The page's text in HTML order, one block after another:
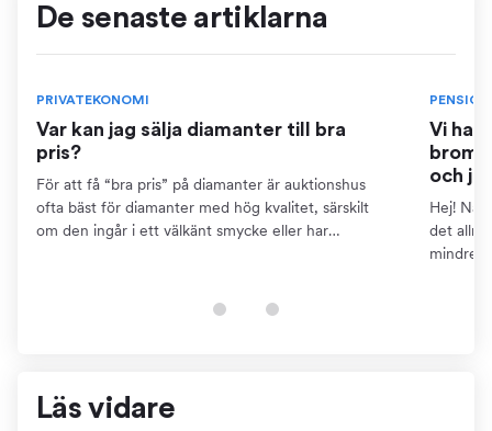
De senaste artiklarna
PRIVATEKONOMI
Var kan jag sälja diamanter till bra
pris?
För att få “bra pris” på diamanter är auktionshus
ofta bäst för diamanter med hög kvalitet, särskilt
om den ingår i ett välkänt smycke eller har
PENSION
Vi har
och
Hej! När
det
mindre
Läs vidare